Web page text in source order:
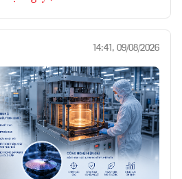
14:41, 09/08/2026